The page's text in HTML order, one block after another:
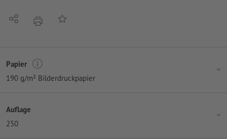
Teilen DruckenAuf die Merkliste
Papier
190 g/m² Bilderdruckpapier
Auflage
250